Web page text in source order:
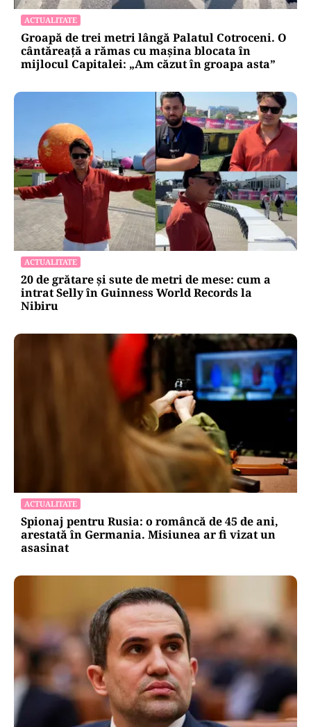
ACTUALITATE
Groapă de trei metri lângă Palatul Cotroceni. O
cântăreață a rămas cu mașina blocata în
mijlocul Capitalei: „Am căzut în groapa asta”
ACTUALITATE
20 de grătare și sute de metri de mese: cum a
intrat Selly în Guinness World Records la
Nibiru
ACTUALITATE
Spionaj pentru Rusia: o româncă de 45 de ani,
arestată în Germania. Misiunea ar fi vizat un
asasinat